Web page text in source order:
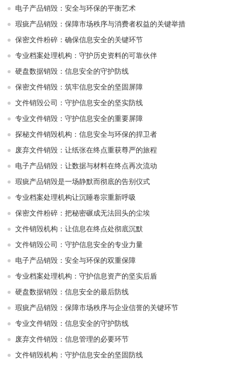
电子产品销毁：安全与环保的平衡艺术
瑕疵产品销毁：保障市场秩序与消费者权益的关键举措
保密文件粉碎：确保信息安全的关键环节
专业档案处理机构：守护历史资料的可靠伙伴
硬盘数据销毁：信息安全的守护防线
保密文件销毁：筑牢信息安全的坚固屏障
文件销毁公司：守护信息安全的坚实防线
专业文件销毁：守护信息安全的重要屏障
探秘文件销毁机构：信息安全与环保的捍卫者
废弃文件销毁：让纸张在终点重获尊严的旅程
电子产品销毁：让数据与材料在终点再次流动
瑕疵产品销毁是一场静默而彻底的告别仪式
专业档案处理机构让沉睡卷宗重新呼吸
保密文件粉碎：把秘密碾成无法回头的尘埃
文件销毁机构：让信息在终点处彻底沉默
文件销毁公司：守护信息安全的专业力量
电子产品销毁：安全与环保的双重保障
专业档案处理机构：守护信息资产的坚实后盾
硬盘数据销毁：信息安全的最后防线
瑕疵产品销毁：保障市场秩序与企业信誉的关键环节
专业文件销毁：信息安全的守护防线
废弃文件销毁：信息管理的必要环节
文件销毁机构：守护信息安全的坚固防线